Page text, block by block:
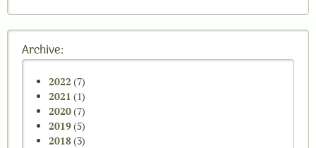
Archive:
2022 (7)
2021 (1)
2020(7)
2019(5)
2018(3)